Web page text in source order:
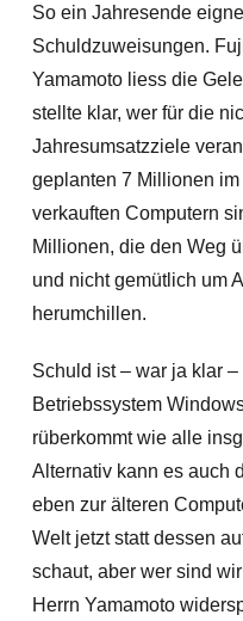
So ein Jahresende
Schuldzuweisungen.
Yamamoto liess die
stellte klar, wer für die
Jahresumsatzziele
geplanten 7 Millionen
verkauften Computern
Millionen, die den Weg
und nicht gemütlich um
herumchillen.
Schuld ist – war ja klar
Betriebssystem
rüberkommt wie alle
Alternativ kann es auch
eben zur älteren
Welt jetzt statt dessen
schaut, aber wer sind
Herrn Yamamoto